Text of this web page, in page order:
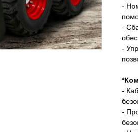
-
-
-
-
-